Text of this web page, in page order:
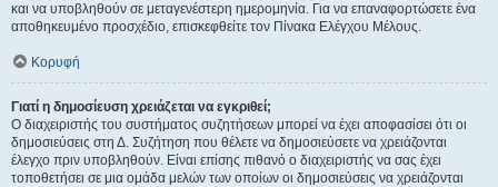
και να υποβληθούν σε μεταγενέστερη ημερομηνία. Για να επαναφορτώσετε ένα
αποθηκευμένο προσχέδιο, επισκεφθείτε τον Πίνακα Ελέγχου Μέλους.
Κορυφή
Γιατί η δημοσίευση χρειάζεται να εγκριθεί;
Ο διαχειριστής του συστήματος συζητήσεων μπορεί να έχει αποφασίσει ότι οι
δημοσιεύσεις στη Δ. Συζήτηση που θέλετε να δημοσιεύσετε να χρειάζονται
έλεγχο πριν υποβληθούν. Είναι επίσης πιθανό ο διαχειριστής να σας έχει
τοποθετήσει σε μια ομάδα μελών των οποίων οι δημοσιεύσεις να χρειάζονται